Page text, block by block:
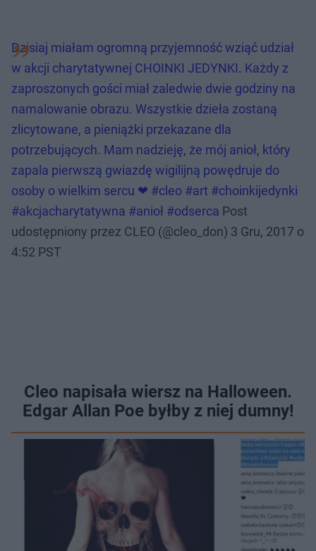
Dzisiaj miałam ogromną przyjemność wziąć udział
w akcji charytatywnej CHOINKI JEDYNKI. Każdy z
zaproszonych gości miał zaledwie dwie godziny na
namalowanie obrazu. Wszystkie dzieła zostaną
zlicytowane, a pieniążki przekazane dla
potrzebujących. Mam nadzieję, że mój anioł, który
zapala pierwszą gwiazdę wigilijną powędruje do
osoby o wielkim sercu ❤ #cleo #art #choinkijedynki
#akcjacharytatywna #anioł #odserca Post
udostępniony przez CLEO (@cleo_don) 3 Gru, 2017 o
4:52 PST
Cleo napisała wiersz na Halloween.
Edgar Allan Poe byłby z niej dumny!